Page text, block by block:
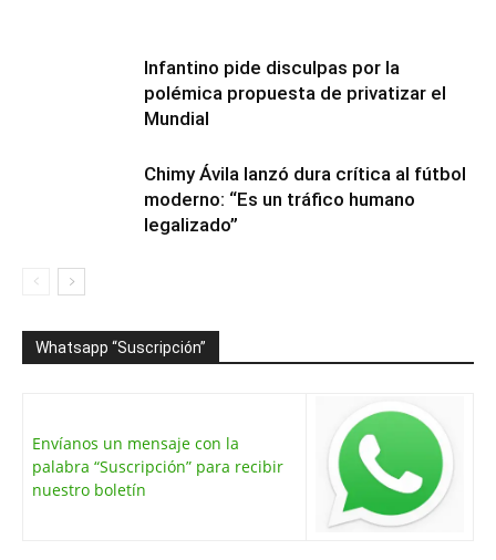
Infantino pide disculpas por la
polémica propuesta de privatizar el
Mundial
Chimy Ávila lanzó dura crítica al fútbol
moderno: “Es un tráfico humano
legalizado”
Whatsapp “Suscripción”
Envíanos un mensaje con la
palabra “Suscripción” para recibir
nuestro boletín